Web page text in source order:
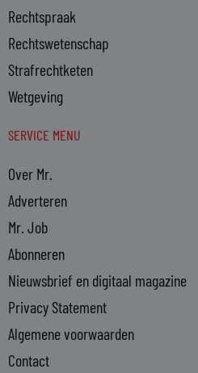
Rechtspraak
Rechtswetenschap
Strafrechtketen
Wetgeving
SERVICE MENU
Over Mr.
Adverteren
Mr. Job
Abonneren
Nieuwsbrief en digitaal magazine
Privacy Statement
Algemene voorwaarden
Contact